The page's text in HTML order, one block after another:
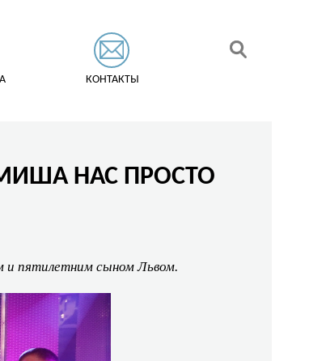
КОНТАКТЫ
НАС ПРОСТО
и пятилетним сыном Львом.